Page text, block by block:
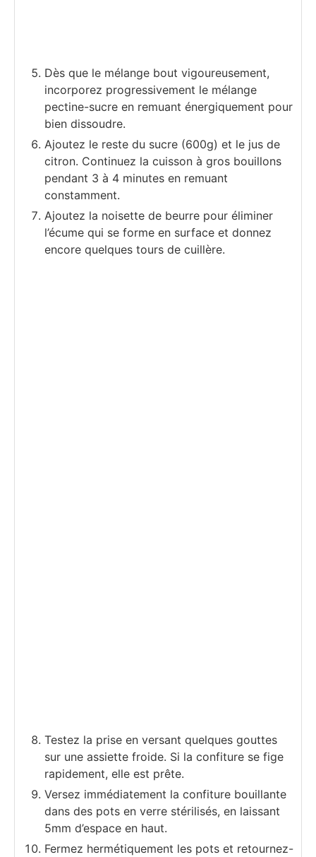
Dès que le mélange bout vigoureusement,
incorporez progressivement le mélange
pectine-sucre en remuant énergiquement pour
bien dissoudre.
Ajoutez le reste du sucre (600g) et le jus de
citron. Continuez la cuisson à gros bouillons
pendant 3 à 4 minutes en remuant
constamment.
Ajoutez la noisette de beurre pour éliminer
l’écume qui se forme en surface et donnez
encore quelques tours de cuillère.
Testez la prise en versant quelques gouttes
sur une assiette froide. Si la confiture se fige
rapidement, elle est prête.
Versez immédiatement la confiture bouillante
dans des pots en verre stérilisés, en laissant
5mm d’espace en haut.
Fermez hermétiquement les pots et retournez-